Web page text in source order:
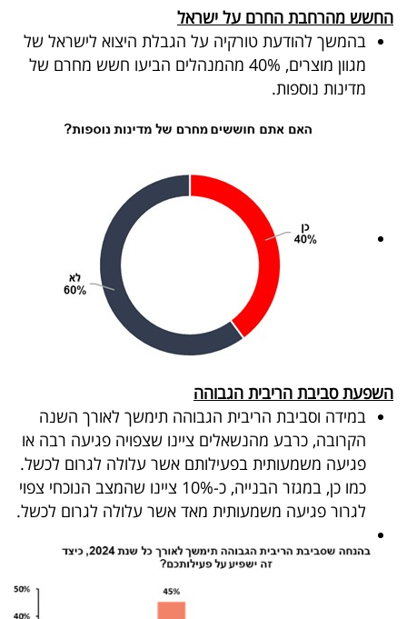
החשש מהרחבת החרם על ישראל
בהמשך להודעת טורקיה על הגבלת היצוא לישראל של
מגוון מוצרים, 40% מהמנהלים הביעו חשש מחרם של
מדינות נוספות.
השפעת סביבת הריבית הגבוהה
במידה וסביבת הריבית הגבוהה תימשך לאורך השנה
הקרובה, כרבע מהנשאלים ציינו שצפויה פגיעה רבה או
פגיעה משמעותית בפעילותם אשר עלולה לגרום לכשל.
כמו כן, במגזר הבנייה, כ-10% ציינו שהמצב הנוכחי צפוי
לגרור פגיעה משמעותית מאד אשר עלולה לגרום לכשל.